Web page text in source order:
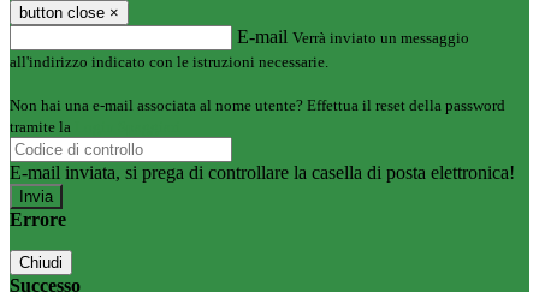
button close ×
E-mail Verrà inviato un messaggio
all'indirizzo indicato con le istruzioni necessarie.
Non hai una e-mail associata al nome utente? Effettua il reset della password
tramite la
E-mail inviata, si prega di controllare la casella di posta elettronica!
Errore
Chiudi
Successo